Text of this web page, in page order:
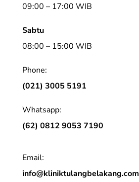
09:00 – 17:00 WIB
Sabtu
08:00 – 15:00 WIB
Phone:
(021) 3005 5191
Whatsapp:
(62) 0812 9053 7190
Email:
info@kliniktulangbelakang.com